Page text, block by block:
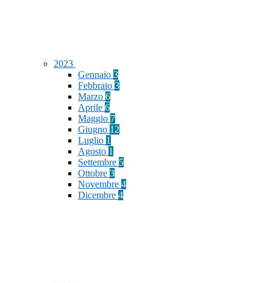
2023
Gennaio 3
Febbraio 3
Marzo 6
Aprile 6
Maggio 7
Giugno 12
Luglio 1
Agosto 1
Settembre 5
Ottobre 3
Novembre 4
Dicembre 4